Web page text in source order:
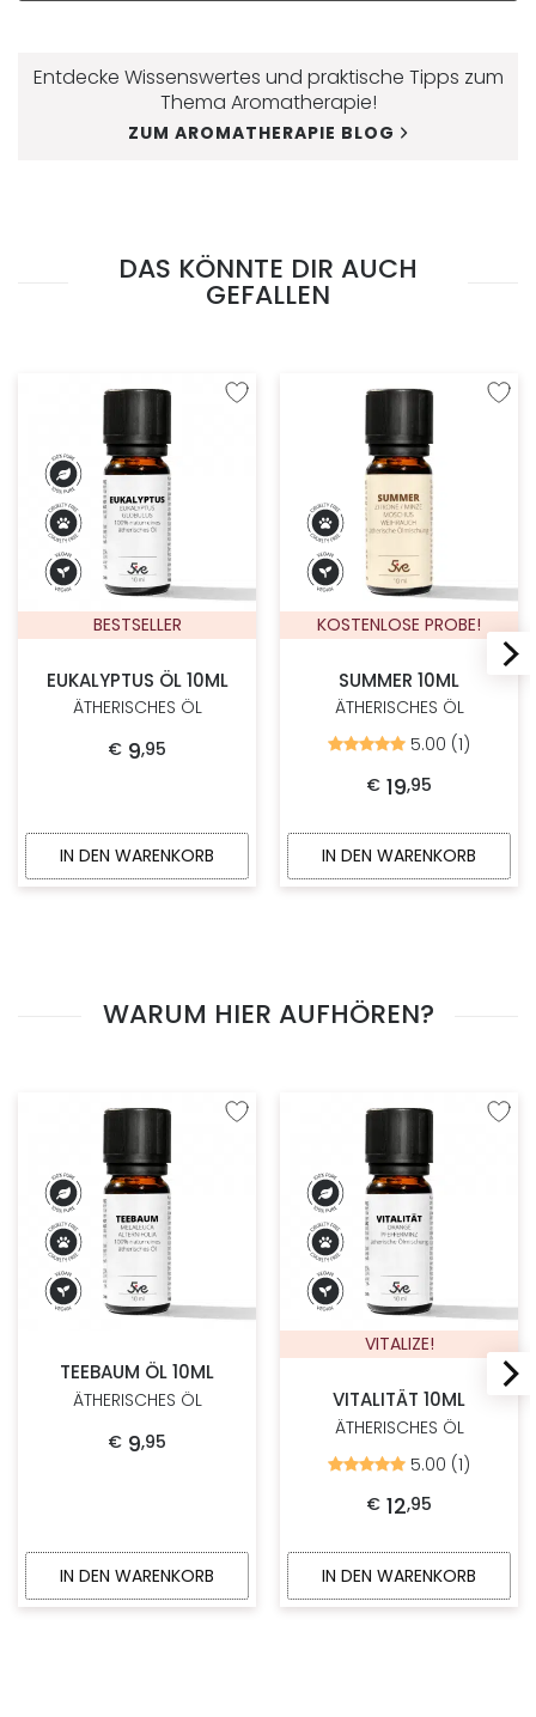
Entdecke Wissenswertes und praktische Tipps zum
Thema Aromatherapie!
ZUM AROMATHERAPIE BLOG
DAS KÖNNTE DIR AUCH
GEFALLEN
Zur Wunschliste hinzufügen
BESTSELLER
EUKALYPTUS ÖL 10ML
ÄTHERISCHES ÖL
€ 9,95
IN DEN WARENKORB
Zur
KOSTENLOSE PROBE!
SUMMER 10ML
ÄTHERISCHES ÖL
Bewertet
5.00
von
5.00 (1)
€ 19,95
IN DEN WARENKORB
WARUM HIER AUFHÖREN?
Zur Wunschliste hinzufügen
TEEBAUM ÖL 10ML
ÄTHERISCHES ÖL
€ 9,95
IN DEN WARENKORB
Zur
VITALIZE!
VITALITÄT 10ML
ÄTHERISCHES ÖL
Bewertet
5.00
von
5.00 (1)
€ 12,95
IN DEN WARENKORB